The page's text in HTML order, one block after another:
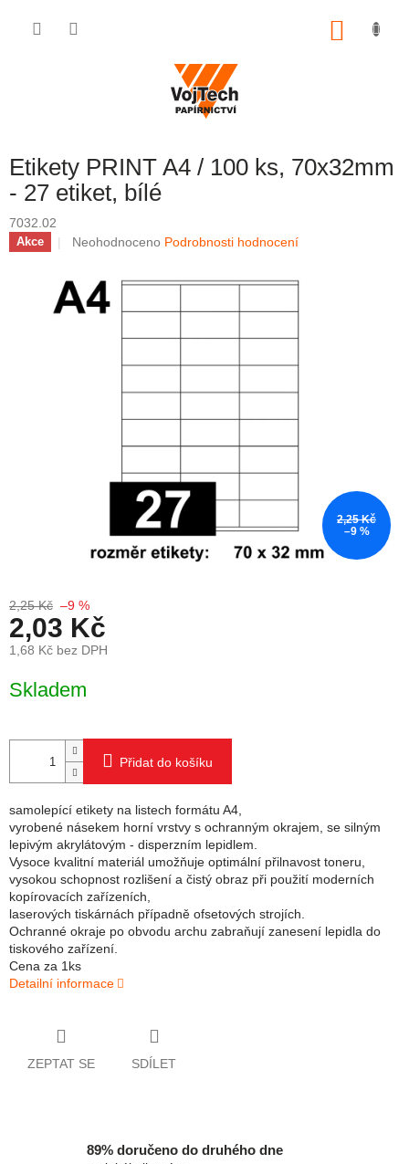
Etikety PRINT A4 / 100 ks, 70x32mm
- 27 etiket, bílé
7032.02
Akce Průměrné hodnocení produktu je 0,0 z 5 hvězdiček.
Neohodnoceno Podrobnosti hodnocení
2,25 Kč
–9 %
2,25 Kč –9 %
2,03 Kč
1,68 Kč bez DPH
Skladem
Přidat do košíku
samolepící etikety na listech formátu A4,
vyrobené násekem horní vrstvy s ochranným okrajem, se silným
lepivým akrylátovým - disperzním lepidlem.
Vysoce kvalitní materiál umožňuje optimální přilnavost toneru,
vysokou schopnost rozlišení a čistý obraz při použití moderních
kopírovacích zařízeních,
laserových tiskárnách případně ofsetových strojích.
Ochranné okraje po obvodu archu zabraňují zanesení lepidla do
tiskového zařízení.
Cena za 1ks
Detailní informace
ZEPTAT SE SDÍLET
89% doručeno do druhého dne